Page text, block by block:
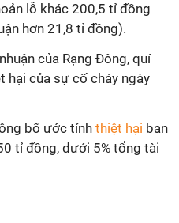
lỗ khác 200,5 tỉ đồng
hơn 21,8 tỉ đồng).
của Rạng Đông, quí
hại của sự cố cháy ngày
bố ước tínhthiệt hại ban
tỉ đồng, dưới 5% tổng tài